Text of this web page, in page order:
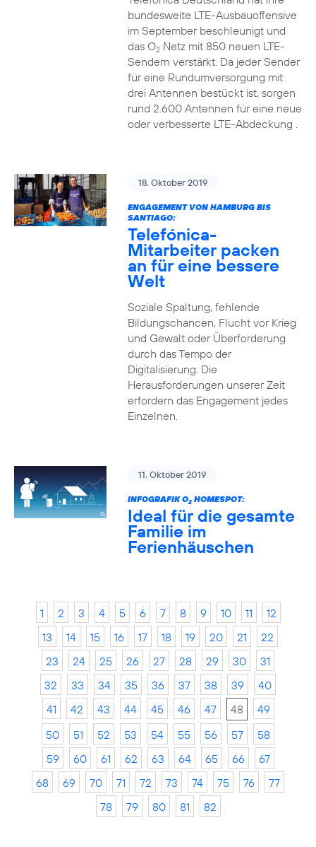
bundesweite LTE-Ausbauoffensive
im September beschleunigt und
das O2Netz mit 850 neuen LTE-
Sendern verstärkt. Da jeder Sender
für eine Rundumversorgung mit
drei Antennen bestückt ist, sorgen
rund 2.600 Antennen für eine neue
oder verbesserte LTE-Abdeckung .
18. Oktober 2019
ENGAGEMENT VON HAMBURG BIS
SANTIAGO:
Telefónica-
Mitarbeiter packen
an für eine bessere
Welt
Soziale Spaltung, fehlende
Bildungschancen, Flucht vor Krieg
und Gewalt oder Überforderung
durch das Tempo der
Digitalisierung: Die
Herausforderungen unserer Zeit
erfordern das Engagement jedes
Einzelnen.
11. Oktober 2019
INFOGRAFIK O2HOMESPOT:
Ideal für die gesamte
Familie im
Ferienhäuschen
1 2 3 4 5 6 7 8 9 10 11
12
13
14 15 16 17 18 19 20 21
22
23
24 25 26 27 28 29 30
31
32
33 34 35 36 37 38 39
40
41
42 43 44 45 46 47 48
49
50
51 52 53 54 55 56 57
58
59
60 61 62 63 64 65 66
67
68
69 70 71 72 73 74 75 76
77
78
79 80 81 82